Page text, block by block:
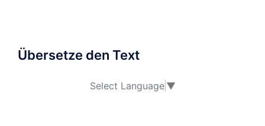
Übersetze den Text
Select Language ▼